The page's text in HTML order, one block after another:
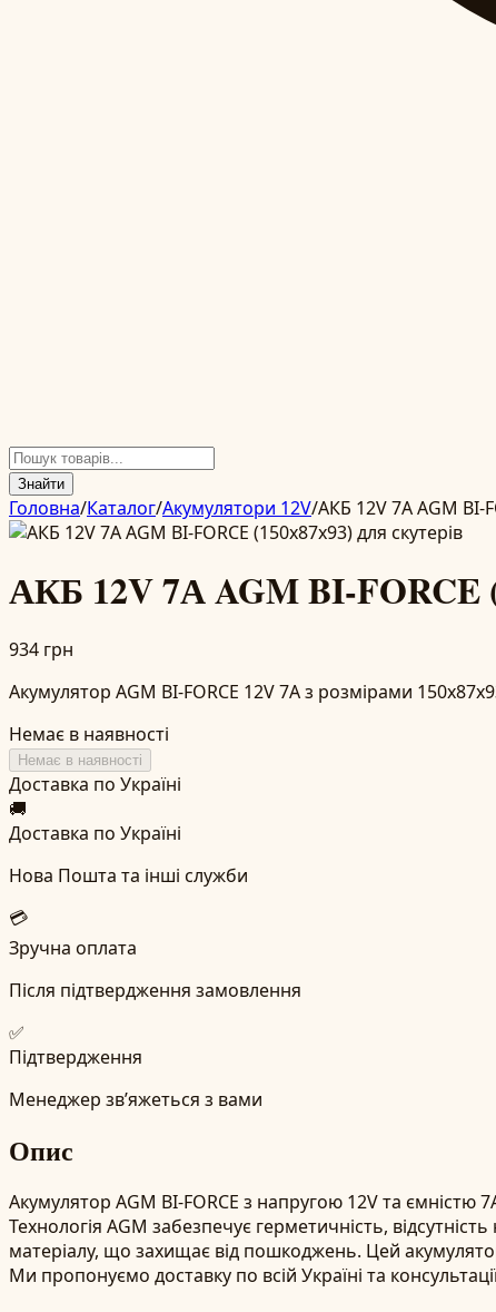
Знайти
Головна/Каталог/Акумулятори 12V/АКБ 12V 7А AGM BI-
АКБ 12V 7А AGM BI-FORCE
934 грн
Акумулятор AGM BI-FORCE 12V 7А з розмірами
Немає в наявності
Немає в наявності
Доставка по Україні
🚚
Доставка по Україні
Нова Пошта та інші служби
💳
Зручна оплата
Після підтвердження замовлення
✅
Підтвердження
Менеджер зв’яжеться з вами
Опис
Акумулятор AGM BI-FORCE з напругою 12V та ємністю
Технологія AGM забезпечує герметичність,
матеріалу, що захищає від пошкоджень. Цей
Ми пропонуємо доставку по всій Україні та